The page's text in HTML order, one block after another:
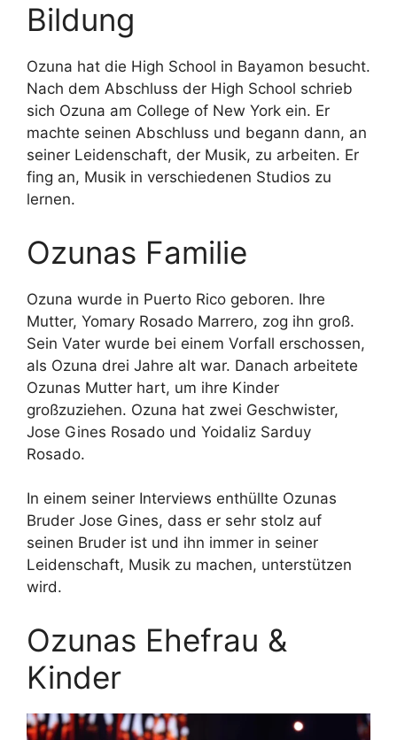
Bildung
Ozuna hat die High School in Bayamon besucht.
Nach dem Abschluss der High School schrieb
sich Ozuna am College of New York ein. Er
machte seinen Abschluss und begann dann, an
seiner Leidenschaft, der Musik, zu arbeiten. Er
fing an, Musik in verschiedenen Studios zu
lernen.
Ozunas Familie
Ozuna wurde in Puerto Rico geboren. Ihre
Mutter, Yomary Rosado Marrero, zog ihn groß.
Sein Vater wurde bei einem Vorfall erschossen,
als Ozuna drei Jahre alt war. Danach arbeitete
Ozunas Mutter hart, um ihre Kinder
großzuziehen. Ozuna hat zwei Geschwister,
Jose Gines Rosado und Yoidaliz Sarduy
Rosado.
In einem seiner Interviews enthüllte Ozunas
Bruder Jose Gines, dass er sehr stolz auf
seinen Bruder ist und ihn immer in seiner
Leidenschaft, Musik zu machen, unterstützen
wird.
Ozunas Ehefrau &
Kinder